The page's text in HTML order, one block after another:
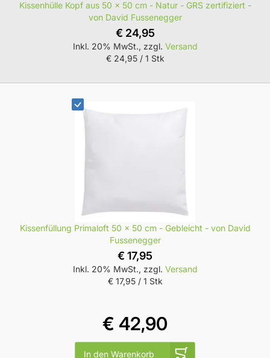
Kissenhülle Kopf aus 50 x 50 cm - Natur - GRS zertifiziert -
von David Fussenegger
€ 24,95
Inkl. 20% MwSt., zzgl. Versand
€ 24,95/ 1 Stk
Kissenfüllung Primaloft 50 x 50 cm - Gebleicht - von David
Fussenegger
€ 17,95
Inkl. 20% MwSt., zzgl. Versand
€ 17,95/ 1 Stk
€ 42,90
In den Warenkorb